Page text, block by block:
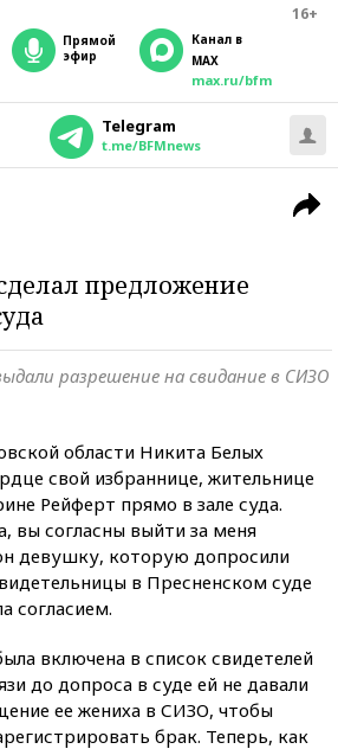
16+
прямой
эфир
Канал в
MAX
max.ru/bfm
Telegram
t.me/BFMnews
предложение
разрешение на свидание в СИЗО
области Никита Белых
свой избраннице, жительнице
Рейферт прямо в зале суда.
вы согласны выйти за меня
девушку, которую допросили
в Пресненском суде
согласием.
включена в список свидетелей
до допроса в суде ей не давали
ее жениха в СИЗО, чтобы
брак. Теперь, как